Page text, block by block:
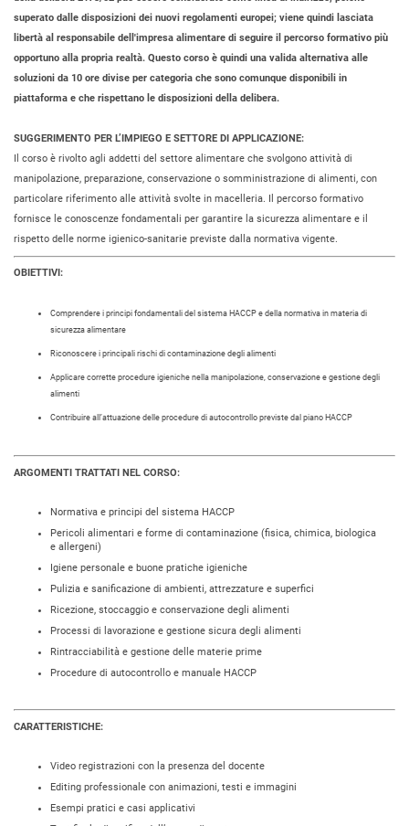
superato dalle disposizioni dei nuovi regolamenti europei; viene quindi lasciata
libertà al responsabile dell'impresa alimentare di seguire il percorso formativo più
opportuno alla propria realtà. Questo corso è quindi una valida alternativa alle
soluzioni da 10 ore divise per categoria che sono comunque disponibili in
piattaforma e che rispettano le disposizioni della delibera.
SUGGERIMENTO PER L’IMPIEGO E SETTORE DI APPLICAZIONE:
Il corso è rivolto agli addetti del settore alimentare che svolgono attività di
manipolazione, preparazione, conservazione o somministrazione di alimenti, con
particolare riferimento alle attività svolte in macelleria. Il percorso formativo
fornisce le conoscenze fondamentali per garantire la sicurezza alimentare e il
rispetto delle norme igienico-sanitarie previste dalla normativa vigente.
OBIETTIVI:
Comprendere i principi fondamentali del sistema HACCP e della normativa in materia di
sicurezza alimentare
Riconoscere i principali rischi di contaminazione degli alimenti
Applicare corrette procedure igieniche nella manipolazione, conservazione e gestione degli
alimenti
Contribuire all’attuazione delle procedure di autocontrollo previste dal piano HACCP
ARGOMENTI TRATTATI NEL CORSO:
Normativa e principi del sistema HACCP
Pericoli alimentari e forme di contaminazione (fisica, chimica, biologica
e allergeni)
Igiene personale e buone pratiche igieniche
Pulizia e sanificazione di ambienti, attrezzature e superfici
Ricezione, stoccaggio e conservazione degli alimenti
Processi di lavorazione e gestione sicura degli alimenti
Rintracciabilità e gestione delle materie prime
Procedure di autocontrollo e manuale HACCP
CARATTERISTICHE:
Video registrazioni con la presenza del docente
Editing professionale con animazioni, testi e immagini
Esempi pratici e casi applicativi